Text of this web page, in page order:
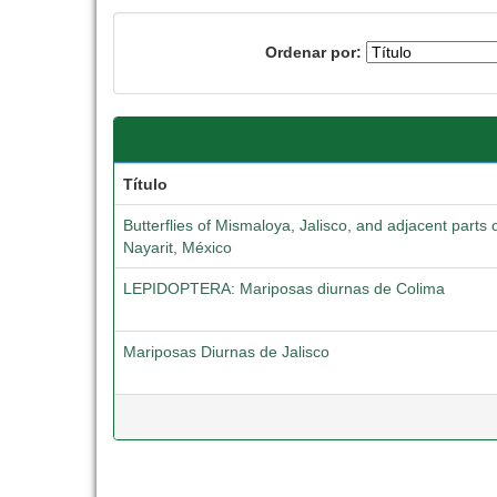
Ordenar por:
Título
Butterflies of Mismaloya, Jalisco, and adjacent parts
Nayarit, México
LEPIDOPTERA: Mariposas diurnas de Colima
Mariposas Diurnas de Jalisco